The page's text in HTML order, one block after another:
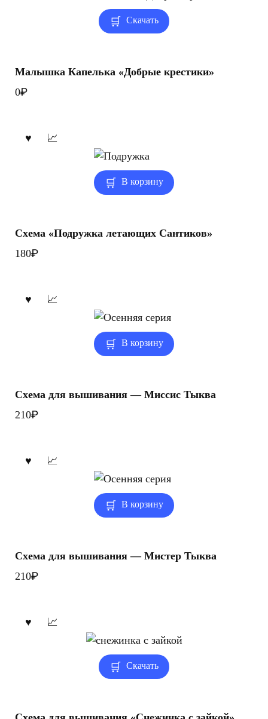
Скачать
Малышка Капелька «Добрые крестики»
0₽
В корзину
Схема «Подружка летающих Сантиков»
180₽
В корзину
Схема для вышивания — Миссис Тыква
210₽
В корзину
Схема для вышивания — Мистер Тыква
210₽
Скачать